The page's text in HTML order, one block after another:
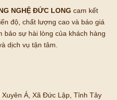
NGHỆ ĐỨC LONG cam kết
độ, chất lượng cao và báo giá
bảo sự hài lòng của khách hàng
dịch vụ tận tâm.
Á, Xã Đức Lập, Tỉnh Tây